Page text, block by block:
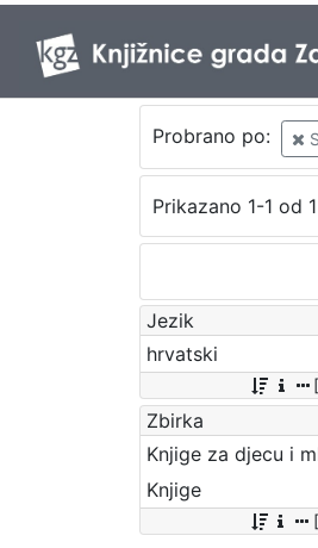
Probrano po:
Prikazano 1-1 od
Jezik
hrvatski
Zbirka
Knjige za djecu i
Knjige